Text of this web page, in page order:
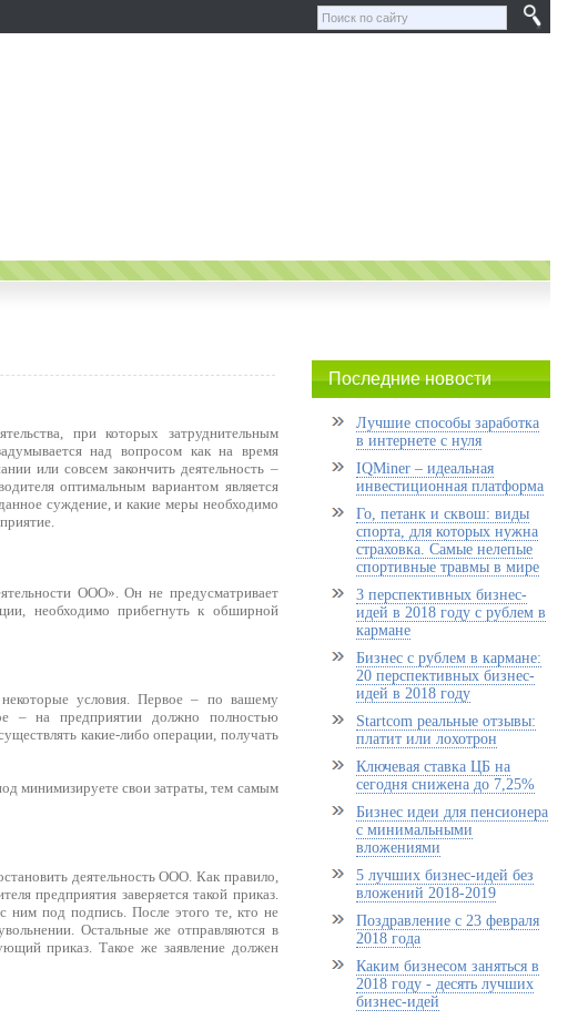
при которых затруднительным
над вопросом как на время
или совсем закончить деятельность –
оптимальным вариантом является
суждение, и какие меры необходимо
ООО». Он не предусматривает
необходимо прибегнуть к обширной
условия. Первое – по вашему
– на предприятии должно полностью
какие-либо операции, получать
минимизируете свои затраты, тем самым
деятельность ООО. Как правило,
предприятия заверяется такой приказ.
ним под подпись. После этого те, кто не
Остальные же отправляются в
приказ. Такое же заявление должен
Последние новости
Лучшие способы заработка
в интернете с нуля
IQMiner – идеальная
инвестиционная платформа
Го, петанк и сквош: виды
спорта, для которых нужна
страховка. Самые нелепые
спортивные травмы в мире
3 перспективных бизнес-
идей в 2018 году с рублем в
кармане
Бизнес с рублем в кармане:
20 перспективных бизнес-
идей в 2018 году
Startcom реальные отзывы:
платит или лохотрон
Ключевая ставка ЦБ на
сегодня снижена до 7,25%
Бизнес идеи для пенсионера
с минимальными
вложениями
5 лучших бизнес-идей без
вложений 2018-2019
Поздравление с 23 февраля
2018 года
Каким бизнесом заняться в
2018 году - десять лучших
бизнес-идей